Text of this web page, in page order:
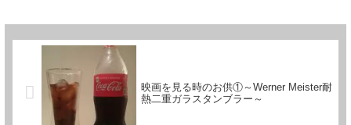
映画を見る時のお供①～Werner Meister耐
熱二重ガラスタンブラー～